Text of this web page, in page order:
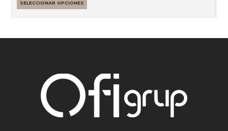
SELECCIONAR OPCIONES